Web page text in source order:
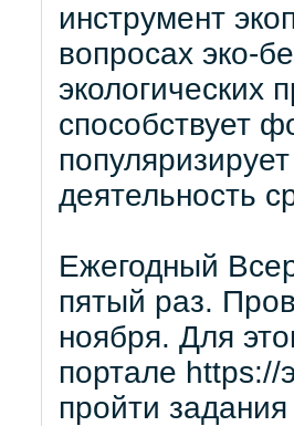
инструмент
вопросах эко-
экологических
способствует
деятельность
Ежегодный
пятый раз.
ноября. Для
портале https://
пройти